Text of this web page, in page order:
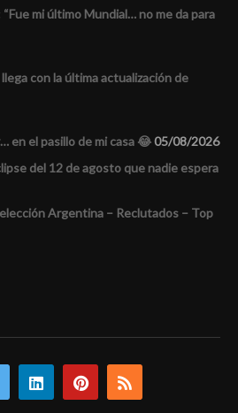
mi último Mundial… no me da para
con la última actualización de
en el pasillo de mi casa 😂05/08/2026
del 12 de agosto que nadie espera
Argentina – Reclutados – Top